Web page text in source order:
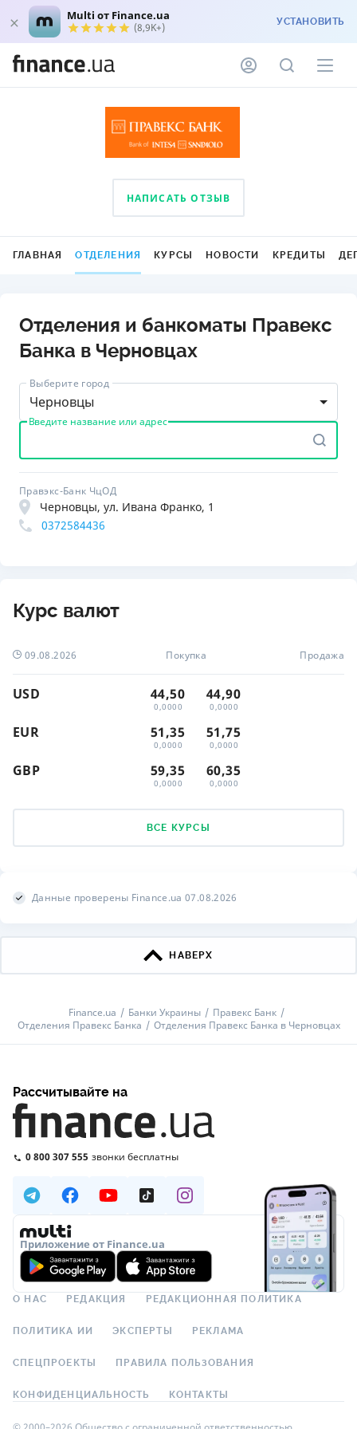
Multi от Finance.ua
(8,9K+) УСТАНОВИТЬ
НАПИСАТЬ ОТЗЫВ
ГЛАВНАЯ ОТДЕЛЕНИЯ КУРСЫ НОВОСТИ КРЕДИТЫ
Отделения и банкоматы Правекс
Банка в Черновцах
Выберите город
Черновцы
Введите название или адрес
Правэкс-Банк ЧцОД
Черновцы, ул. Ивана Франко, 1
0372584436
Курс валют
09.08.2026 Покупка Продажа
USD 44,50
0,0000
44,90
0,0000
EUR 51,35
0,0000
51,75
0,0000
GBP 59,35
0,0000
60,35
0,0000
ВСЕ КУРСЫ
Данные проверены Finance.ua 07.08.2026
НАВЕРХ
Finance.ua Банки Украины
Правекс Банк
Отделения Правекс Банка
Отделения Правекс Банка в Черновцах
Рассчитывайте на
0 800 307 555 звонки бесплатны
Приложение от Finance.ua
О НАС РЕДАКЦИЯ РЕДАКЦИОННАЯ ПОЛИТИКА
ПОЛИТИКА ИИ ЭКСПЕРТЫ РЕКЛАМА
СПЕЦПРОЕКТЫ ПРАВИЛА ПОЛЬЗОВАНИЯ
КОНФИДЕНЦИАЛЬНОСТЬ КОНТАКТЫ